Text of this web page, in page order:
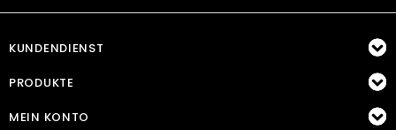
KUNDENDIENST
PRODUKTE
MEIN KONTO